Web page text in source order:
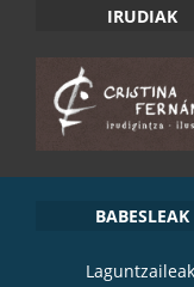
IRUDIAK
BABESLEAK